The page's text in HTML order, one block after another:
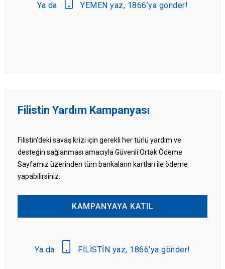
Ya da YEMEN yaz, 1866’ya gönder!
Filistin Yardım Kampanyası
Filistin'deki savaş krizi için gerekli her türlü yardım ve
desteğin sağlanması amacıyla Güvenli Ortak Ödeme
Sayfamız üzerinden tüm bankaların kartları ile ödeme
yapabilirsiniz.
KAMPANYAYA KATIL
Ya da FİLİSTİN yaz, 1866'ya gönder!